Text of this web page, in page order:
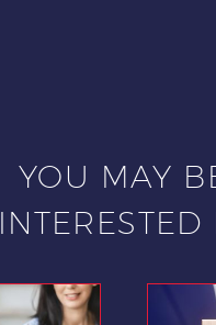
YOU MAY
INTERESTED